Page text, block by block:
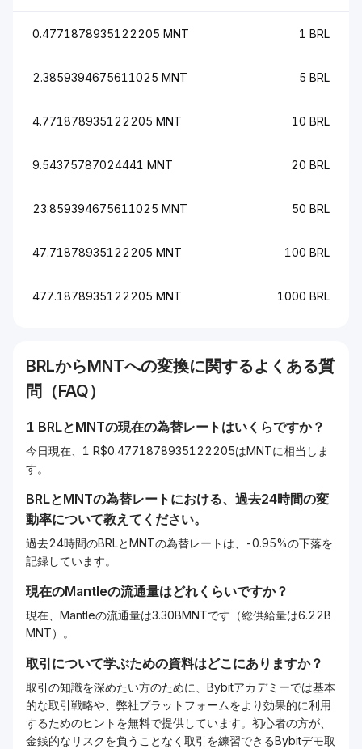
0.4771878935122205 MNT 1 BRL
2.3859394675611025 MNT 5 BRL
4.771878935122205 MNT 10 BRL
9.54375787024441 MNT 20 BRL
23.859394675611025 MNT 50 BRL
47.71878935122205 MNT 100 BRL
477.1878935122205 MNT 1000 BRL
BRLからMNTへの変換に関するよくある質
問（FAQ）
1 BRLとMNTの現在の為替レートはいくらですか？
今日現在、1 R$0.4771878935122205はMNTに相当しま
す。
BRLとMNTの為替レートにおける、過去24時間の変
動率について教えてください。
過去24時間のBRLとMNTの為替レートは、-0.95%の下落を
記録しています。
現在のMantleの流通量はどれくらいですか？
現在、Mantleの流通量は3.30BMNTです（総供給量は6.22B
MNT）。
取引について学ぶための資料はどこにありますか？
取引の知識を深めたい方のために、Bybitアカデミーでは基本
的な取引戦略や、弊社プラットフォームをより効果的に利用
するためのヒントを無料で提供しています。初心者の方が、
金銭的なリスクを負うことなく取引を練習できるBybitデモ取